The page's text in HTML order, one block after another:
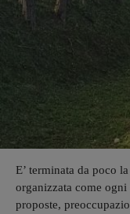
E’ terminata da poco
organizzata come
proposte,